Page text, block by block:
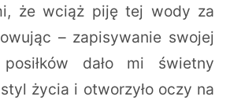
że wciąż piję tej wody za
– zapisywanie swojej
dało mi świetny
życia i otworzyło oczy na